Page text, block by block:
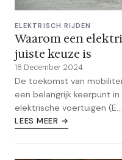
ELEKTRISCH RIJDEN
Waarom een
juiste keuze is
18 December 2024
De toekomst van
een belangrijk keerpunt
elektrische voertuigen (E...
LEES MEER →